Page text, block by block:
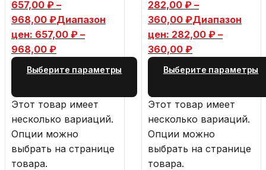
657,00 ₽ –
968,00 ₽Диапазон
цен: 657,00 ₽ –
968,00 ₽
Выберите параметры
Этот товар имеет
несколько вариаций.
Опции можно
выбрать на странице
товара.
282,00 ₽ –
360,00 ₽Диапазон
цен: 282,00 ₽ –
360,00 ₽
Выберите параметры
Этот товар имеет
несколько вариаций.
Опции можно
выбрать на странице
товара.